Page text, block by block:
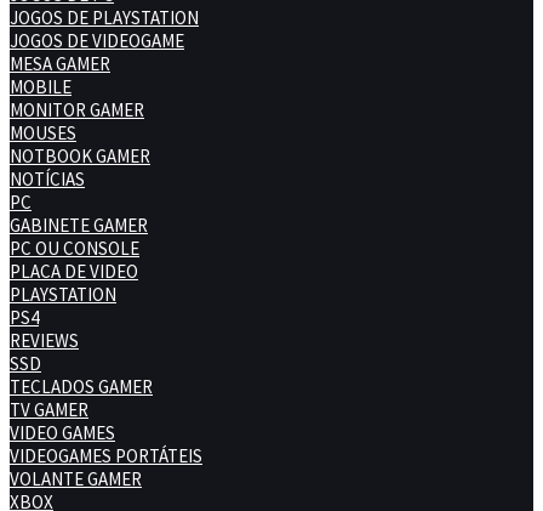
ANDROID
CADEIRA GAMER
CELULAR
CONTROLES
EMPRESAS DE GAMES
EMULADORES
GAMER
HEADSET
HISTÓRIA
JOGOS
JOGOS DE PC
JOGOS DE PLAYSTATION
JOGOS DE VIDEOGAME
MESA GAMER
MOBILE
MONITOR GAMER
MOUSES
NOTBOOK GAMER
NOTÍCIAS
PC
GABINETE GAMER
PC OU CONSOLE